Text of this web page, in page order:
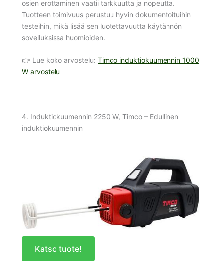
osien erottaminen vaatii tarkkuutta ja nopeutta.
Tuotteen toimivuus perustuu hyvin dokumentoituihin
testeihin, mikä lisää sen luotettavuutta käytännön
sovelluksissa huomioiden.
👉 Lue koko arvostelu: Timco induktiokuumennin 1000
W arvostelu
4. Induktiokuumennin 2250 W, Timco – Edullinen
induktiokuumennin
Katso tuote!